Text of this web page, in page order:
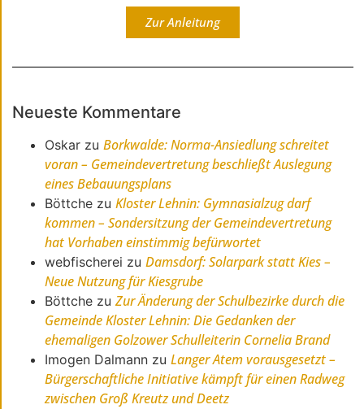
Zur Anleitung
Neueste Kommentare
Oskar zuBorkwalde: Norma-Ansiedlung schreitet
voran – Gemeindevertretung beschließt Auslegung
eines Bebauungsplans
Böttche zuKloster Lehnin: Gymnasialzug darf
kommen – Sondersitzung der Gemeindevertretung
hat Vorhaben einstimmig befürwortet
webfischerei zuDamsdorf: Solarpark statt Kies –
Neue Nutzung für Kiesgrube
Böttche zuZur Änderung der Schulbezirke durch die
Gemeinde Kloster Lehnin: Die Gedanken der
ehemaligen Golzower Schulleiterin Cornelia Brand
Imogen Dalmann zuLanger Atem vorausgesetzt –
Bürgerschaftliche Initiative kämpft für einen Radweg
zwischen Groß Kreutz und Deetz